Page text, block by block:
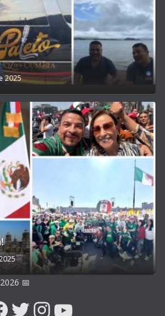
2025
📅
Twitter
Instagram
YouTube